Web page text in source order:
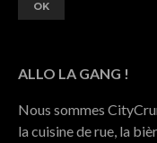
ALLO LA GANG !
Nous sommes
la cuisine de rue, la